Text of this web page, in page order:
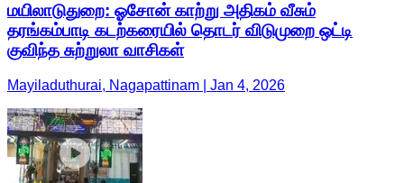
மயிலாடுதுறை: ஓசோன் காற்று அதிகம் வீசும்
தரங்கம்பாடி கடற்கரையில் தொடர் விடுமுறை ஒட்டி
குவிந்த சுற்றுலா வாசிகள்
Mayiladuthurai, Nagapattinam | Jan 4, 2026